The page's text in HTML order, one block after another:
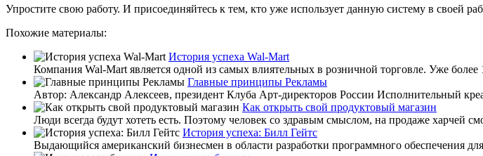
Упростите свою работу. И присоединяйтесь к тем, кто уже использует данную систему в своей
Похожие материалы:
История успеха Wal-Mart
Компания Wal-Mart является одной из самых влиятельных в розничной торговле. Уже
Главные принципы Рекламы
Автор: Александр Алексеев, президент Клуба Арт-директоров России Исполнительный
Как открыть свой продуктовый магазин
Люди всегда будут хотеть есть. Поэтому человек со здравым смыслом, на продаже харчей
История успеха: Билл Гейтс
Выдающийся американский бизнесмен в области разработки программного обеспечения